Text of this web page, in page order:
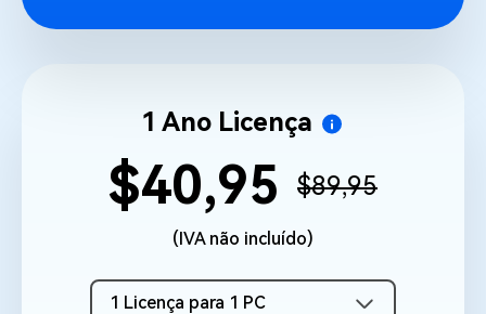
1 Ano Licença
$40,95 $89,95
(IVA não incluído)
1 Licença para 1 PC